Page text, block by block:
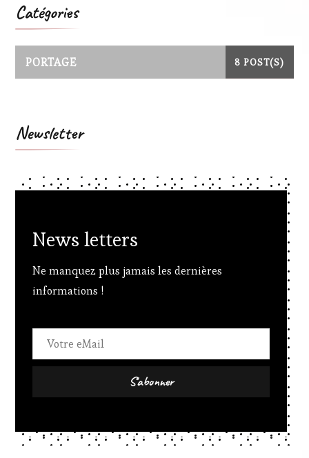
Catégories
PORTAGE 8 POST(S)
Newsletter
News letters
Ne manquez plus jamais les dernières
informations !